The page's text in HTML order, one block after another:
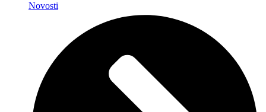
Novosti